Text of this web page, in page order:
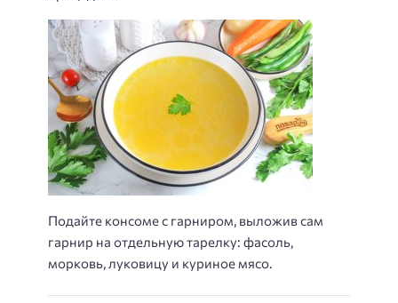
Подайте консоме с гарниром, выложив сам
гарнир на отдельную тарелку: фасоль,
морковь, луковицу и куриное мясо.